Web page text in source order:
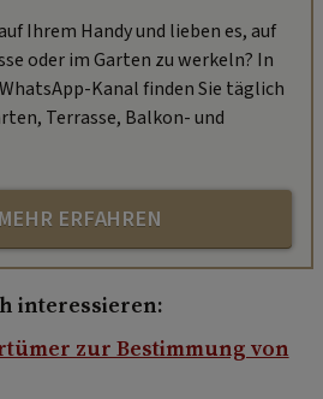
Ihrem Handy und lieben es, auf
oder im Garten zu werkeln? In
Kanal finden Sie täglich
Terrasse, Balkon- und
ERFAHREN
interessieren:
zur Bestimmung von